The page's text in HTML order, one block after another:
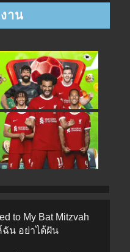
to My Bat Mitzvah
ฉัน อย่าได้ฝัน